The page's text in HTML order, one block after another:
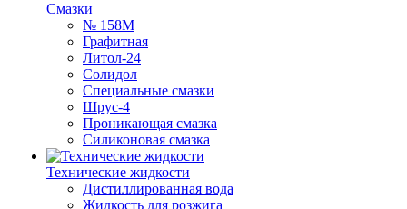
Смазки
№ 158М
Графитная
Литол-24
Солидол
Специальные смазки
Шрус-4
Проникающая смазка
Силиконовая смазка
Технические жидкости
Дистиллированная вода
Жидкость для розжига